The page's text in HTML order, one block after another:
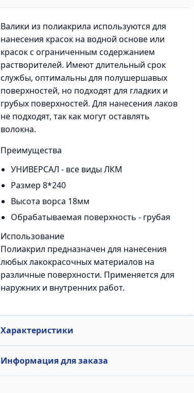
Валики из полиакрила используются для
нанесения красок на водной основе или
красок с ограниченным содержанием
растворителей. Имеют длительный срок
службы, оптимальны для полушершавых
поверхностей, но подходят для гладких и
грубых поверхностей. Для нанесения лаков
не подходят, так как могут оставлять
волокна.
Преимущества
УНИВЕРСАЛ - все виды ЛКМ
Размер 8*240
Высота ворса 18мм
Обрабатываемая поверхность - грубая
Использование
Полиакрил предназначен для нанесения
любых лакокрасочных материалов на
различные поверхности. Применяется для
наружних и внутренних работ.
Характеристики
Информация для заказа